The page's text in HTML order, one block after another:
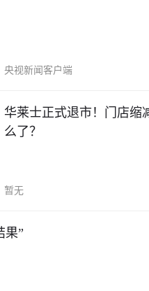
央视新闻客户端
华莱士正式退市！门店缩
么了？
暂无
果”